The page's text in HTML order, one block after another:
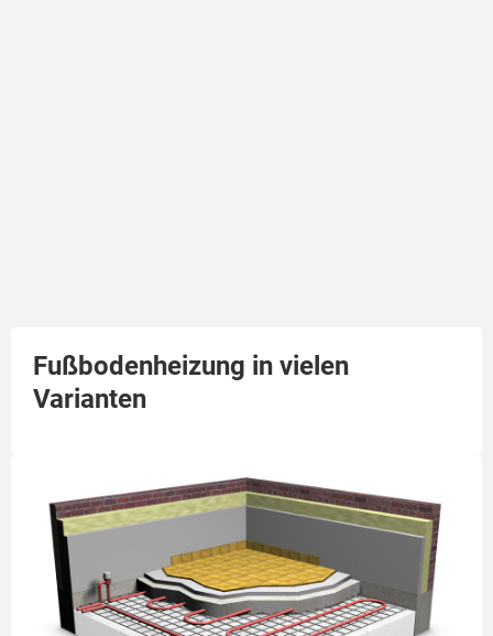
Fußbodenheizung in vielen
Varianten